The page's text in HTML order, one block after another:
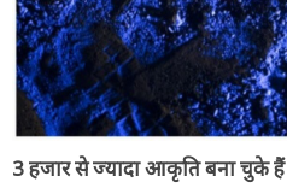
3 हजार से ज्यादा आकृति बना चुके हैं